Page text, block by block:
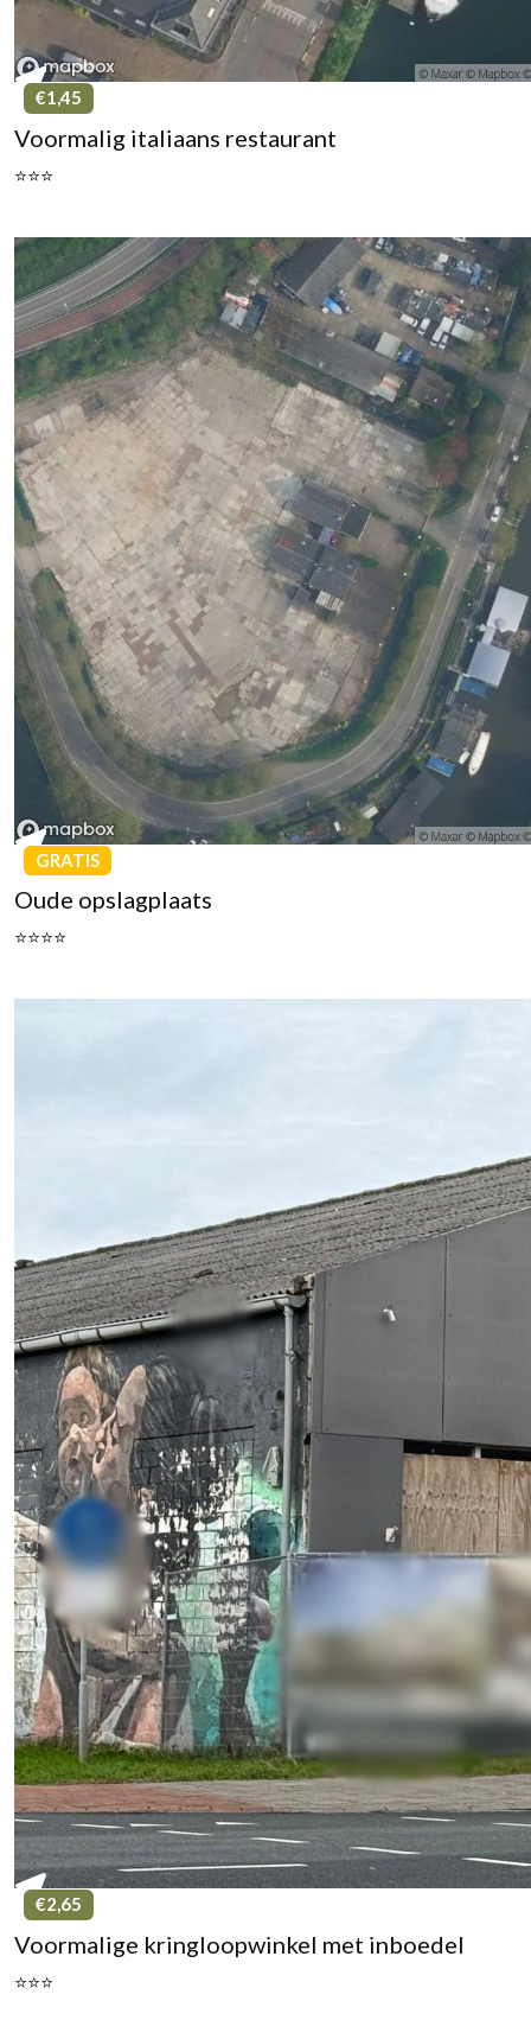
€1,45
Voormalig italiaans restaurant
⭐⭐⭐
GRATIS
Oude opslagplaats
⭐⭐⭐⭐
€2,65
Voormalige kringloopwinkel met inboedel
⭐⭐⭐